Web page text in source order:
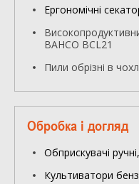
Ергономічні
BAHCO BCL21
Пили обрізні в
Обробка і догляд
Обприскувачі
Культиватори